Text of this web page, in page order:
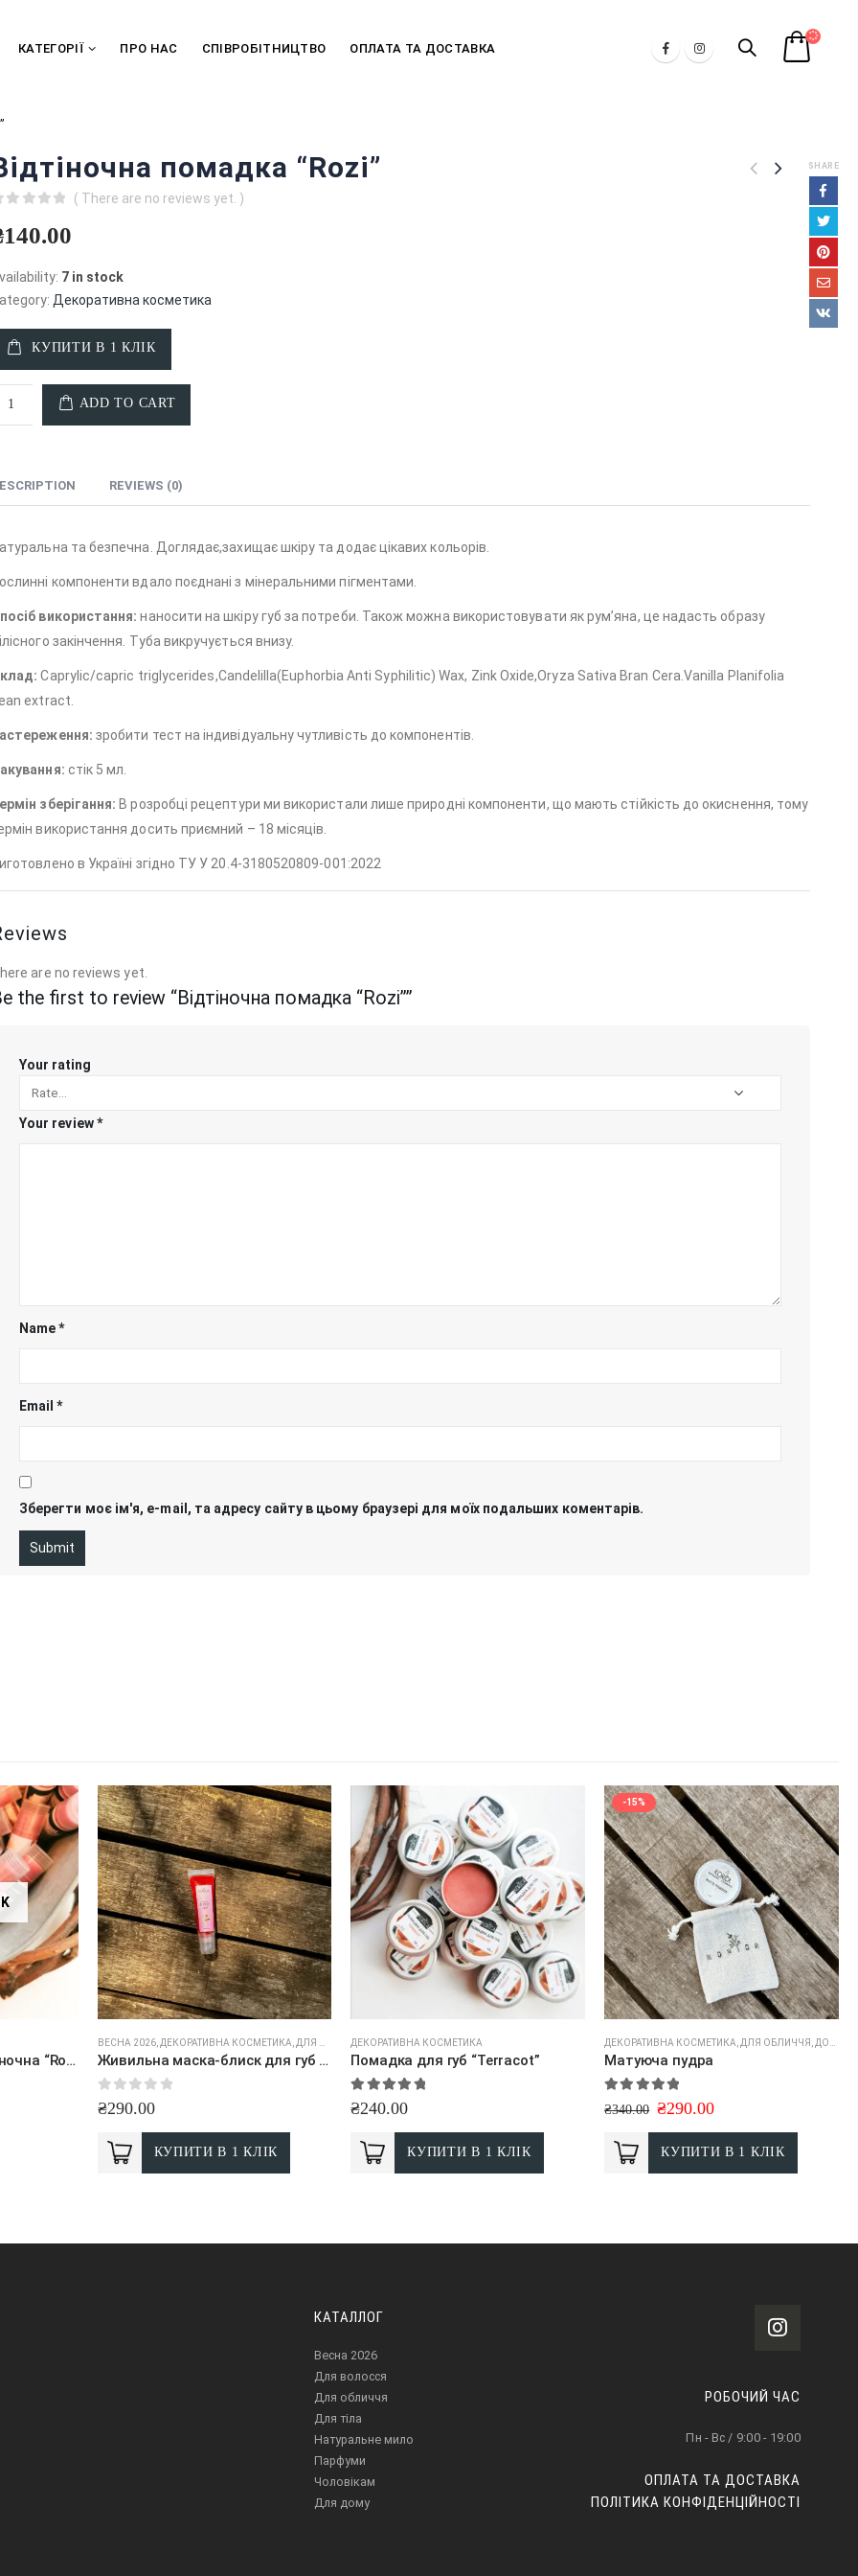
КАТЕГОРІЇ ПРО НАС СПІВРОБІТНИЦТВО ОПЛАТА ТА ДОСТАВКА
помадка “Rozi”
( There are no reviews yet. )
140.00
7 in stock
Декоративна косметика
КУПИТИ В 1 КЛІК
ADD TO CART
SHARE
REVIEWS (0)
та безпечна. Доглядає,захищає шкіру та додає цікавих кольорів.
компоненти вдало поєднані з мінеральними пігментами.
використання: наносити на шкіру губ за потреби. Також можна використовувати як рум’яна, це надасть образу
закінчення. Туба викручується внизу.
Caprylic/capric triglycerides,Candelilla(Euphorbia Anti Syphilitic) Wax, Zink Oxide,Oryza Sativa Bran Cera.Vanilla Planifolia
extract.
зробити тест на індивідуальну чутливість до компонентів.
стік 5 мл.
зберігання: В розробці рецептури ми використали лише природні компоненти, що мають стійкість до окиснення, тому
використання досить приємний – 18 місяців.
в Україні згідно ТУ У 20.4-3180520809-001:2022
are no reviews yet.
the first to review “Відтіночна помадка “Rozi””
Your rating
Your review*
Name*
Email*
Зберегти моє ім'я, e-mail, та адресу сайту в цьому браузері для моїх подальших коментарів.
Помадка для губ відтіночна “Rozi Light”
ВЕСНА 2026,ДЕКОРАТИВНА КОСМЕТИКА,ДЛЯ ОБЛИЧЧЯ ,ТОП ТОВАРИ
Живильна маска-блиск для губ “Berries Pop”
0out of 5
₴290.00
КУПИТИ В 1 КЛІК
ДЕКОРАТИВНА КОСМЕТИКА
Помадка для губ “Terracot”
5.00out of 5
₴240.00
КУПИТИ В 1 КЛІК
-15%
ДЕКОРАТИВНА КОСМЕТИКА,ДЛЯ ОБЛИЧЧЯ ,ДОДАТКОВИЙ ДОГЛЯД
Матуюча пудра
5.00 out of 5
₴340.00 ₴290.00
КУПИТИ В 1 КЛІК
КАТАЛЛОГ
Весна 2026
Для волосся
Для обличчя
Для тіла
Натуральне мило
Парфуми
Чоловікам
Для дому
РОБОЧИЙ ЧАС
Пн - Вс / 9:00 - 19:00
ОПЛАТА ТА ДОСТАВКА
ПОЛІТИКА КОНФІДЕНЦІЙНОСТІ